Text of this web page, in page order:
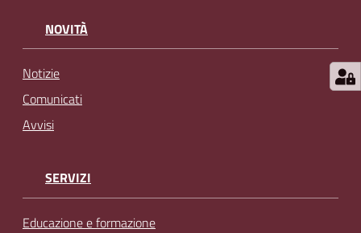
su
NOVITÀ
Notizie
Comunicati
Avvisi
SERVIZI
Educazione e formazione